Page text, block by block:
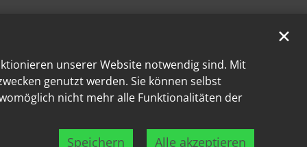
unserer Website notwendig sind. Mit
genutzt werden. Sie können selbst
nicht mehr alle Funktionalitäten der
Speichern Alle akzeptieren
✕